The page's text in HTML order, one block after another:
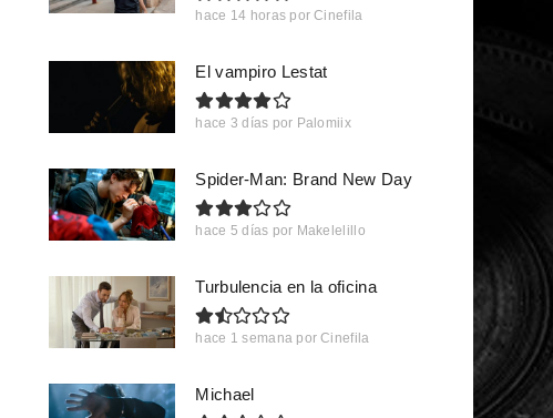
hace 14 horas por Cinefila
El vampiro Lestat
hace 3 días por Palomiix
Spider-Man: Brand New Day
hace 5 días por Makelelillo
Turbulencia en la oficina
hace 1 semana por Cinefila
Michael